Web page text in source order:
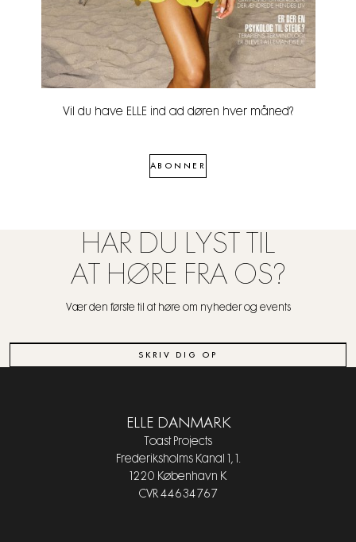
Vil du have ELLE ind ad døren hver måned?
ABONNER
HAR DU LYST TIL
AT HØRE FRA OS?
Vær den første til at høre om nyheder og events
SKRIV DIG OP
ELLE DANMARK
Toast Projects
Frederiksholms Kanal 1, 1.
1220 København K
CVR 44634767